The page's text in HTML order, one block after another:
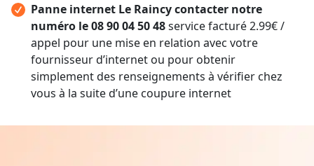
Panne internet Le Raincy contacter notre
numéro le 08 90 04 50 48service facturé 2.99€ /
appel pour une mise en relation avec votre
fournisseur d’internet ou pour obtenir
simplement des renseignements à vérifier chez
vous à la suite d’une coupure internet